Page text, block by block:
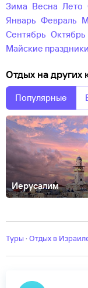
зима весна лето
Январь
Февраль
Сентябрь
Октябрь
майские праздники
Отдых на других
Популярные
Иерусалим
Туры · Отдых в